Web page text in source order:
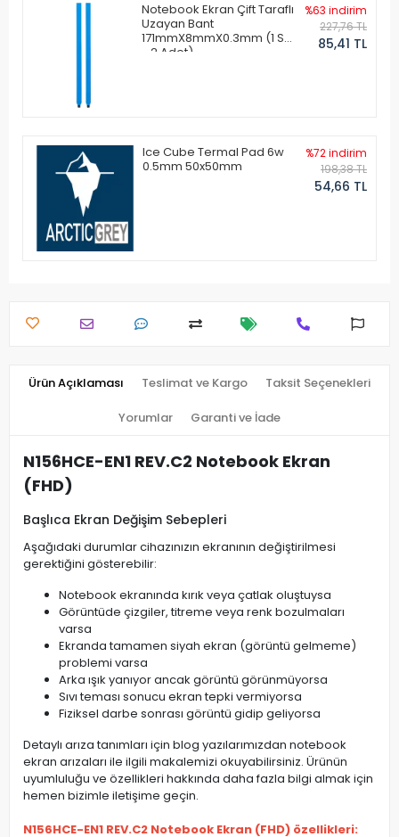
Notebook Ekran Çift Taraflı
Uzayan Bant
171mmX8mmX0.3mm (1 Set
- 2 Adet)
%63 indirim
227,76 TL
85,41 TL
Ice Cube Termal Pad 6w
0.5mm 50x50mm
%72 indirim
198,38 TL
54,66 TL
Ürün Açıklaması Teslimat ve Kargo Taksit Seçenekleri
Yorumlar Garanti ve İade
N156HCE-EN1 REV.C2 Notebook Ekran
(FHD)
Başlıca Ekran Değişim Sebepleri
Aşağıdaki durumlar cihazınızın ekranının değiştirilmesi
gerektiğini gösterebilir:
Notebook ekranında kırık veya çatlak oluştuysa
Görüntüde çizgiler, titreme veya renk bozulmaları
varsa
Ekranda tamamen siyah ekran (görüntü gelmeme)
problemi varsa
Arka ışık yanıyor ancak görüntü görünmüyorsa
Sıvı teması sonucu ekran tepki vermiyorsa
Fiziksel darbe sonrası görüntü gidip geliyorsa
Detaylı arıza tanımları için blog yazılarımızdan notebook
ekran arızaları ile ilgili makalemizi okuyabilirsiniz. Ürünün
uyumluluğu ve özellikleri hakkında daha fazla bilgi almak için
hemen bizimle iletişime geçin.
N156HCE-EN1 REV.C2 Notebook Ekran (FHD) özellikleri: